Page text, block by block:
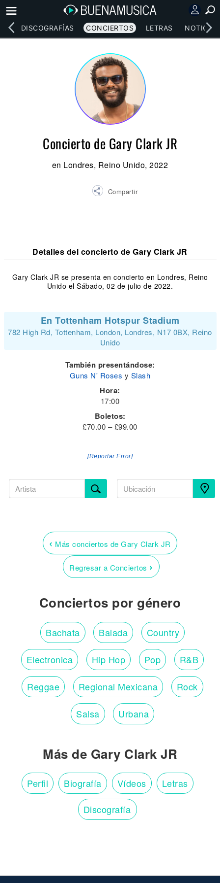
DISCOGRAFÍAS CONCIERTOS LETRAS NOTICIAS
Concierto de Gary Clark JR
en Londres, Reino Unido, 2022
Compartir
Detalles del concierto de Gary Clark JR
Gary Clark JR se presenta en concierto en Londres, Reino
Unido el Sábado, 02 de julio de 2022.
En Tottenham Hotspur Stadium
782 High Rd, Tottenham, London, Londres, N17 0BX, Reino
Unido
También presentándose:
Guns N' Roses y Slash
Hora:
17:00
Boletos:
£70.00 – £99.00
[Reportar Error]
‹ Más conciertos de Gary Clark JR
Regresar a Conciertos ›
Conciertos por género
Bachata Balada Country
Electronica Hip Hop Pop R&B
Reggae Regional Mexicana Rock
Salsa Urbana
Más de Gary Clark JR
Perfil Biografía Vídeos Letras
Discografía